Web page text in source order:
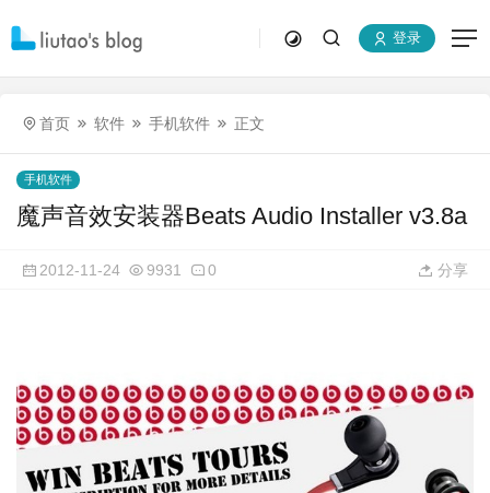
登录
首页 软件 手机软件 正文
手机软件
魔声音效安装器Beats Audio Installer v3.8a
2012-11-24 9931 0 分享